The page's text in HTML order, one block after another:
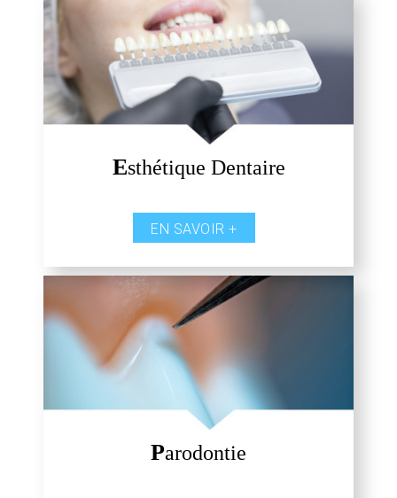
Esthétique Dentaire
EN SAVOIR +
Parodontie